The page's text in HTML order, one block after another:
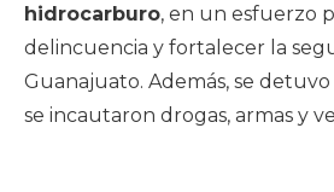
hidrocarburo, en un esfuerzo
delincuencia y fortalecer la
Guanajuato. Además, se
se incautaron drogas, armas y